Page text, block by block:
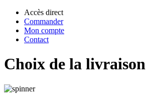
Accès direct
Commander
Mon compte
Contact
Choix de la livraison